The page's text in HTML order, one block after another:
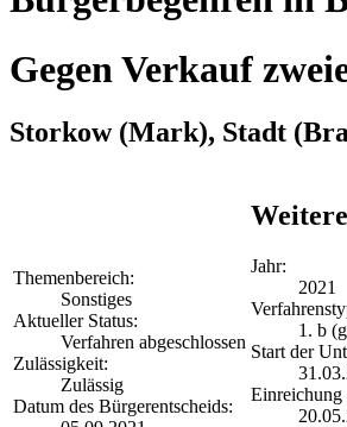
Gegen Verkauf
Storkow (Mark), Stadt
Themenbereich:
Sonstiges
Aktueller Status:
Verfahren abgeschlossen
Zulässigkeit:
Zulässig
Datum des Bürgerentscheids:
Jahr:
2021
1. b
Start der
Einreichung